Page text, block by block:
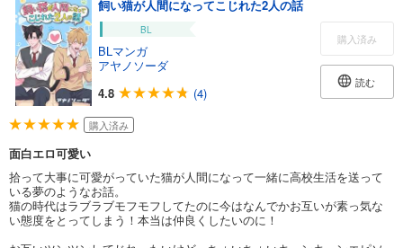
飼い猫が人間になってこじれた2人の話
BL
BLマンガ
アヤノソーダ
4.8
(4)
購入済み
読む
購入済み
面白エロ可愛い
拾って大事に可愛がっていた猫が人間になって一緒に高校生活を送って
いる夢のようなお話。
猫の時代はラブラブモフモフしてたのに今はなんでかお互いが素っ気な
い態度をとってしまう！本当は仲良くしたいのに！